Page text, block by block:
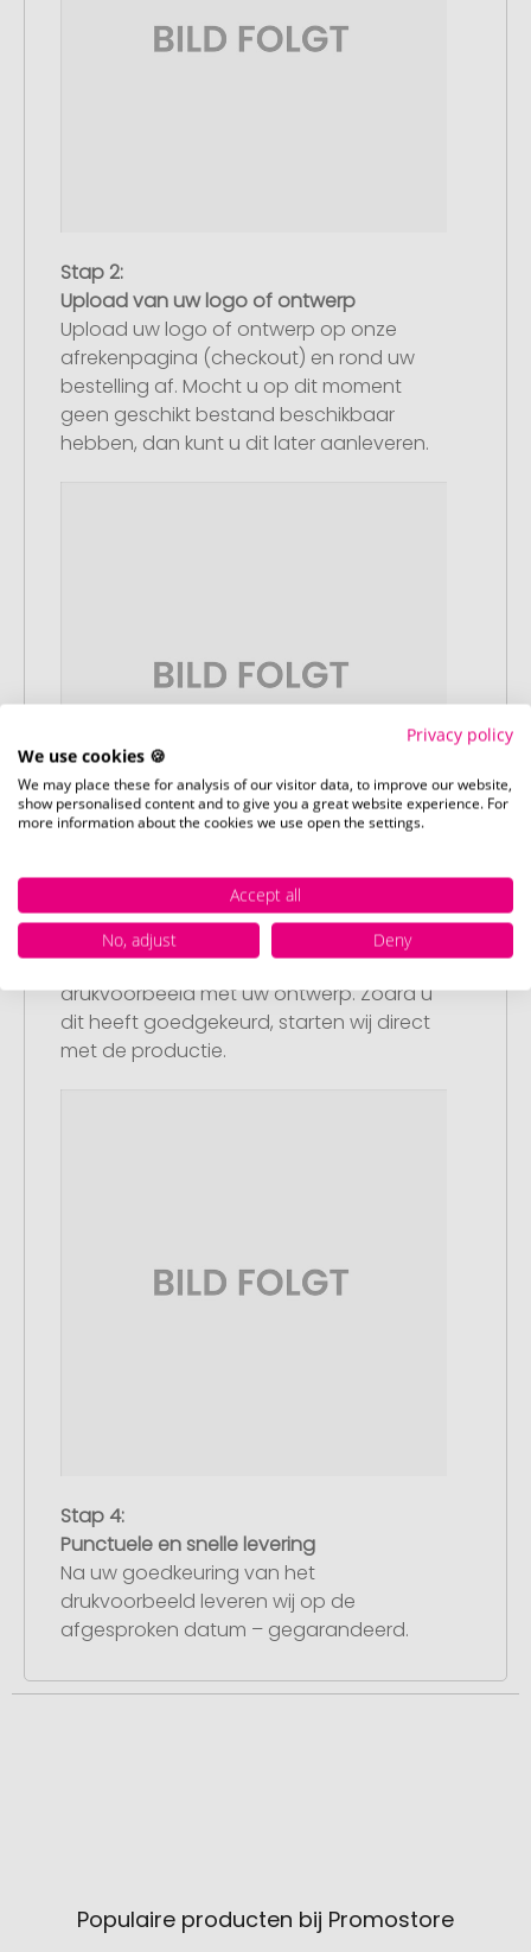
Stap 2:
Upload van uw logo of ontwerp
Upload uw logo of ontwerp op onze
afrekenpagina (checkout) en rond uw
bestelling af. Mocht u op dit moment
geen geschikt bestand beschikbaar
hebben, dan kunt u dit later aanleveren.
Stap 3:
Artikelvoorbeeld en goedkeuring
U ontvangt van ons een gratis
drukvoorbeeld met uw ontwerp. Zodra u
dit heeft goedgekeurd, starten wij direct
met de productie.
Stap 4:
Punctuele en snelle levering
Na uw goedkeuring van het
drukvoorbeeld leveren wij op de
afgesproken datum – gegarandeerd.
Populaire producten bij Promostore
Privacy policy
We use cookies 🍪
We may place these for analysis of our visitor data, to improve our website,
show personalised content and to give you a great website experience. For
more information about the cookies we use open the settings.
Accept all
No, adjust
Deny